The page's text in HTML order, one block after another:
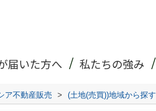
届いた方へ 私たちの強み
ア不動産販売 > (土地(売買))地域から探す